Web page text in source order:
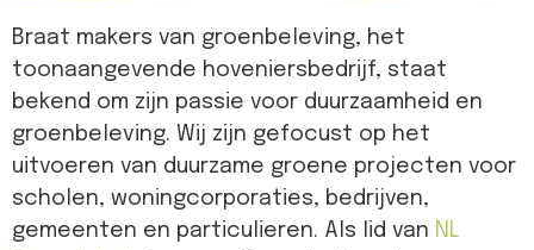
Braat makers van groenbeleving, het
toonaangevende hoveniersbedrijf, staat
bekend om zijn passie voor duurzaamheid en
groenbeleving. Wij zijn gefocust op het
uitvoeren van duurzame groene projecten voor
scholen, woningcorporaties, bedrijven,
gemeenten en particulieren. Als lid van NL